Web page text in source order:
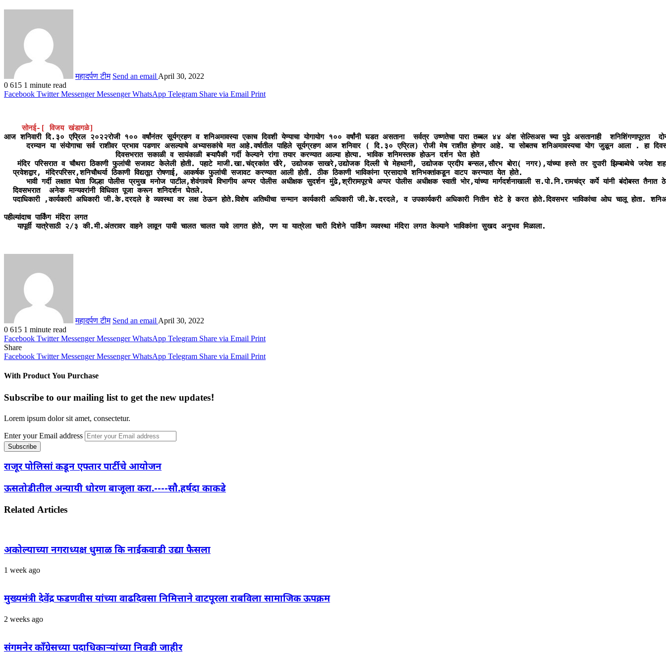
महादर्पण टीम Send an email April 30, 2022
0 615 1 minute read
Facebook Twitter Messenger Messenger WhatsApp Telegram Share via Email Print
सोनई-[ विजय खंडागळे]
आज शनिवारी दि.३० एप्रिल २०२२रोजी १०० वर्षांनंतर सूर्यग्रहण व शनिअमावस्या एकाच दिवशी येण्याचा योगायोग १०० वर्षांनी घडत असताना  सर्वत्र उष्णतेचा पारा तब्बल ४४ अंश सेल्सिअस च्या पुढे असतानाही
दरम्यान या संयोगाचा सर्व राशीवर प्रभाव पडणार असल्याचे अभ्यासकांचे मत आहे.वर्षातील पाहिले सूर्यग्रहण आज शनिवार ( दि.३० एप्रिल) रोजी मेष राशीत होणार आहे. या सोबतच शनिअमावस्यचा योग जुळून आला . हा
                         दिवसभरात सकाळी व सायंकाळी बऱ्यापैकी गर्दी केल्याने रांगा तयार करण्यात आल्या होत्या. भाविक शनिमस्तक होऊन दर्शन घेत होते
मंदिर परिसरात व चौथरा ठिकाणी फुलांची सजावट केलेली होती. पहाटे माजी.खा.चंद्रकांत खैरे, उद्योजक साखरे,उद्योजक दिल्ली चे मेहथानी, उद्योजक प्रदीप बन्सल,सौरभ बोरा( नगर),यांच्या हस्ते तर दुपारी झिम्बाब्वेचे जयेश
  प्रवेशद्वार, मंदिरपरिसर,शनिचौथर्या ठिकाणी विद्यतूत रोषणाई, आकर्षक फुलांची सजावट करण्यात आली होती. ठीक ठिकाणी भाविकांना प्रसादाचे शनिभक्तांकडून वाटप करण्यात येत होते.
भावी गर्दी लक्षात घेता जिल्हा पोलीस प्रमुख मनोज पाटील,शेवंगावचे विभागीय अप्पर पोलीस अधीक्षक सुदर्शन मुंढे,श्रीरामपूरचे अप्पर पोलीस अधीक्षक स्वाती भोर,यांच्या मार्गदर्शनाखाली स.पो.नि.रामचंद्र कर्पे यांनी बंदोबस्त तैनात
  दिवसभरात  अनेक मान्यवरांनी विधिवत पूजा करून शनिदर्शन घेतले.
पदाधिकारी ,कार्यकारी अधिकारी जी.के.दरदले हे व्यवस्था वर लक्ष ठेऊन होते.विशेष अतिथीचा सन्मान कार्यकारी अधिकारी जी.के.दरदले, व उपकार्यकरी अधिकारी नितीन शेटे हे करत होते.दिवसभर भाविकांचा ओघ चालू होता.
पहील्यांदाच पार्किंग मंदिरा लगत
   यापूर्वी यात्रेसाठी २/३ की.मी.अंतरावर वाहने लावून पायी चालत चालत यावे लागत होते, पण या यात्रेला चारी दिशेने पार्किंग व्यवस्था मंदिरा लगत केल्याने भाविकांना सुखद अनुभव मिळाला.
महादर्पण टीम Send an email April 30, 2022
0 615 1 minute read
Facebook Twitter Messenger Messenger WhatsApp Telegram Share via Email Print
Share
Facebook Twitter Messenger Messenger WhatsApp Telegram Share via Email Print
With Product You Purchase
Subscribe to our mailing list to get the new updates!
Lorem ipsum dolor sit amet, consectetur.
Enter your Email address
राजूर पोलिसां कडून एफ्तार पार्टीचे आयोजन
ऊसतोडीतील अन्यायी धोरण बाजूला करा.----सौ.हर्षदा काकडे
Related Articles
अकोल्याच्या नगराध्यक्ष धुमाळ कि नाईकवाडी उद्या फैसला
1 week ago
मुख्यमंत्री देवेंद्र फडणवीस यांच्या वाढदिवसा निमित्ताने वाटपूरला राबविला सामाजिक ऊपक्रम
2 weeks ago
संगमनेर काँग्रेसच्या पदाधिकाऱ्यांच्या निवडी जाहीर